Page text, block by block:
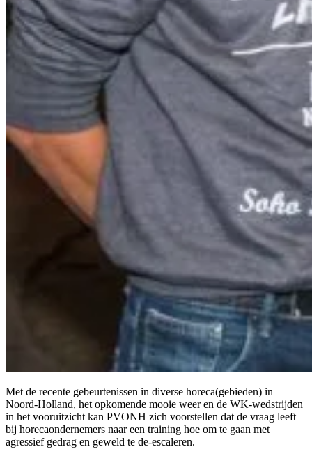
Met de recente gebeurtenissen in diverse horeca(gebieden) in
Noord-Holland, het opkomende mooie weer en de WK-wedstrijden
in het vooruitzicht kan PVONH zich voorstellen dat de vraag leeft
bij horecaondernemers naar een training hoe om te gaan met
agressief gedrag en geweld te de-escaleren.